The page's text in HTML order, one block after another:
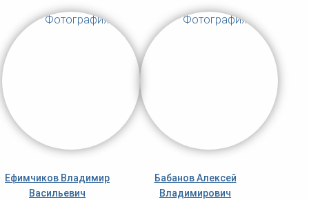
Ефимчиков Владимир
Васильевич
Бабанов Алексей
Владимирович